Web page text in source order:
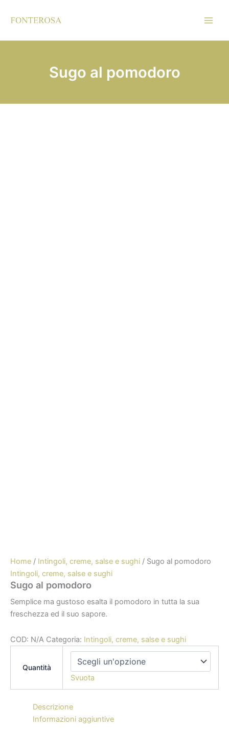
Sugo al pomodoro
Home / Intingoli, creme, salse e sughi / Sugo al pomodoro
Intingoli, creme, salse e sughi
Sugo al pomodoro
Semplice ma gustoso esalta il pomodoro in tutta la sua
freschezza ed il suo sapore.
COD: N/A Categoria: Intingoli, creme, salse e sughi
Quantità
Svuota
Descrizione
Informazioni aggiuntive